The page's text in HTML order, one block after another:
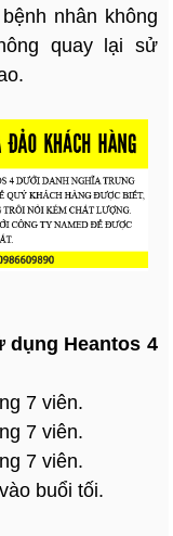
nhân không
quay lại sử
dụng Heantos 4
7 viên.
7 viên.
7 viên.
buổi tối.